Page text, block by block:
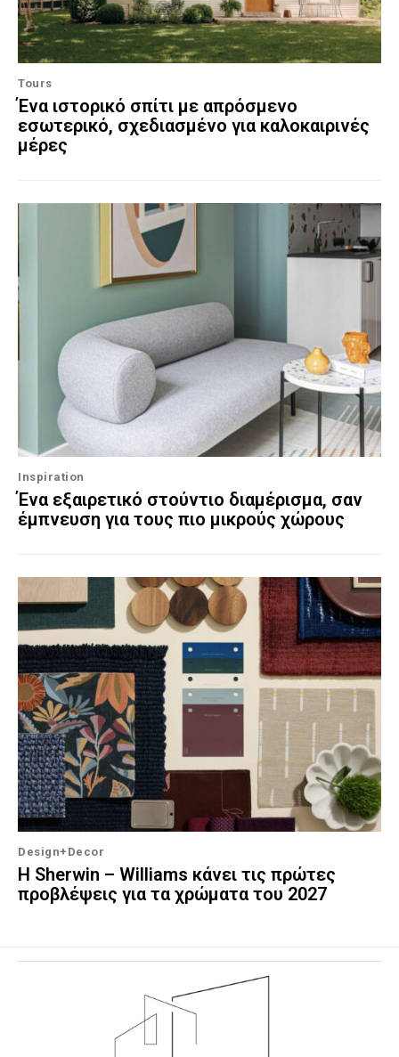
Tours
Ένα ιστορικό σπίτι με απρόσμενο
εσωτερικό, σχεδιασμένο για καλοκαιρινές
μέρες
Inspiration
Ένα εξαιρετικό στούντιο διαμέρισμα, σαν
έμπνευση για τους πιο μικρούς χώρους
Design+Decor
Η Sherwin – Williams κάνει τις πρώτες
προβλέψεις για τα χρώματα του 2027